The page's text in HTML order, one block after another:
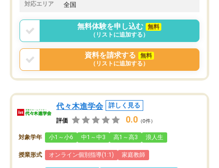
対応エリア 全国
無料体験を申し込む
無料
（リストに追加する）
資料を請求する
無料
（リストに追加する）
代々木進学会 詳しく見る
評価 0.0 （0件）
対象学年 小1～小6 中1～中3 高1～高3 浪人生
授業形式 オンライン個別指導(1:1) 家庭教師